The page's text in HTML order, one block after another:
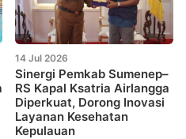
14 Jul 2026
Sinergi Pemkab Sumenep–
RS Kapal Ksatria Airlangga
Diperkuat, Dorong Inovasi
Layanan Kesehatan
Kepulauan